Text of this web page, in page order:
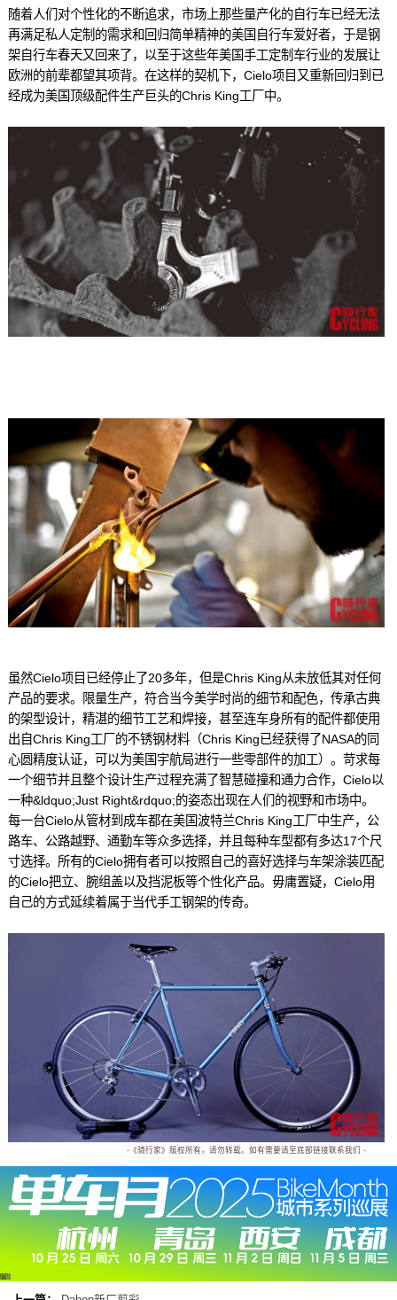
随着人们对个性化的不断追求，市场上那些量产化的自行车已经无法
再满足私人定制的需求和回归简单精神的美国自行车爱好者，于是钢
架自行车春天又回来了，以至于这些年美国手工定制车行业的发展让
欧洲的前辈都望其项背。在这样的契机下，Cielo项目又重新回归到已
经成为美国顶级配件生产巨头的Chris King工厂中。
虽然Cielo项目已经停止了20多年，但是Chris King从未放低其对任何
产品的要求。限量生产，符合当今美学时尚的细节和配色，传承古典
的架型设计，精湛的细节工艺和焊接，甚至连车身所有的配件都使用
出自Chris King工厂的不锈钢材料（Chris King已经获得了NASA的同
心圆精度认证，可以为美国宇航局进行一些零部件的加工）。苛求每
一个细节并且整个设计生产过程充满了智慧碰撞和通力合作，Cielo以
一种&ldquo;Just Right&rdquo;的姿态出现在人们的视野和市场中。
每一台Cielo从管材到成车都在美国波特兰Chris King工厂中生产，公
路车、公路越野、通勤车等众多选择，并且每种车型都有多达17个尺
寸选择。所有的Cielo拥有者可以按照自己的喜好选择与车架涂装匹配
的Cielo把立、腕组盖以及挡泥板等个性化产品。毋庸置疑，Cielo用
自己的方式延续着属于当代手工钢架的传奇。
-《骑行家》版权所有，请勿转载。如有需要请至底部链接联系我们 -
广告